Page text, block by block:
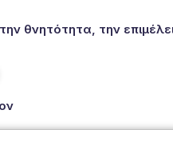
θνητότητα, την